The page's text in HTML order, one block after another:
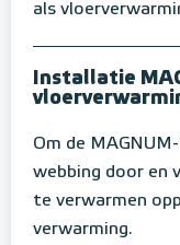
als
Installatie
Om de
webbing door en
te verwarmen
verwarming.